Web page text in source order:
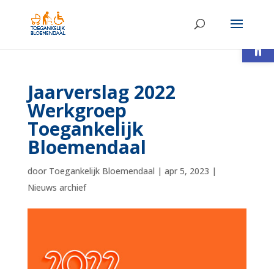
Jaarverslag 2022
Werkgroep
Toegankelijk
Bloemendaal
door Toegankelijk Bloemendaal | apr 5, 2023 |
Nieuws archief